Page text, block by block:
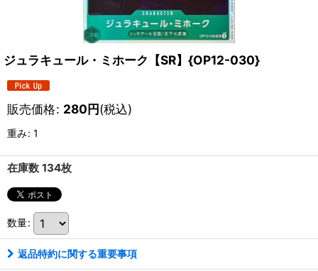
ジュラキュール・ミホーク【SR】{OP12-030}
販売価格: 280円(税込)
重み: 1
在庫数 134枚
数量:
返品特約に関する重要事項